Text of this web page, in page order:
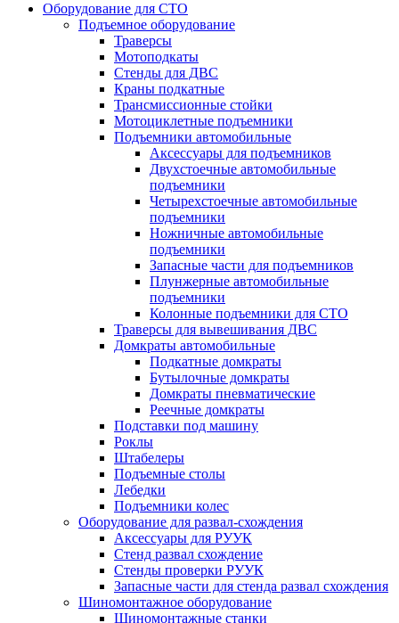
Оборудование для СТО
Подъемное оборудование
Траверсы
Мотоподкаты
Стенды для ДВС
Краны подкатные
Трансмиссионные стойки
Мотоциклетные подъемники
Подъемники автомобильные
Аксессуары для подъемников
Двухстоечные автомобильные
подъемники
Четырехстоечные автомобильные
подъемники
Ножничные автомобильные
подъемники
Запасные части для подъемников
Плунжерные автомобильные
подъемники
Колонные подъемники для СТО
Траверсы для вывешивания ДВС
Домкраты автомобильные
Подкатные домкраты
Бутылочные домкраты
Домкраты пневматические
Реечные домкраты
Подставки под машину
Роклы
Штабелеры
Подъемные столы
Лебедки
Подъемники колес
Оборудование для развал-схождения
Аксессуары для РУУК
Стенд развал схождение
Стенды проверки РУУК
Запасные части для стенда развал схождения
Шиномонтажное оборудование
Шиномонтажные станки